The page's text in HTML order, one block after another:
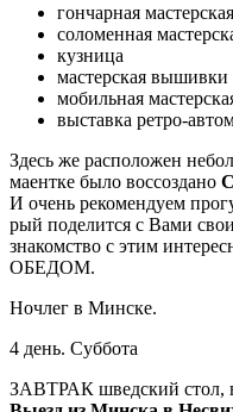
гончарная мастерская
соломенная
кузница
мастерская вышивки
мобильная
выставка ретро-
Здесь же рас­по­ло­жен
маентке бы­ло воссоздано
И очень ре­ко­мен­ду­ем
рый поделится с Ва­ми
знакомство с этим
ОБЕДОМ.
Ноч­лег в Мин­ске.
4 день. Суб­бо­та
ЗАВ­ТРАК швед­ский стол,